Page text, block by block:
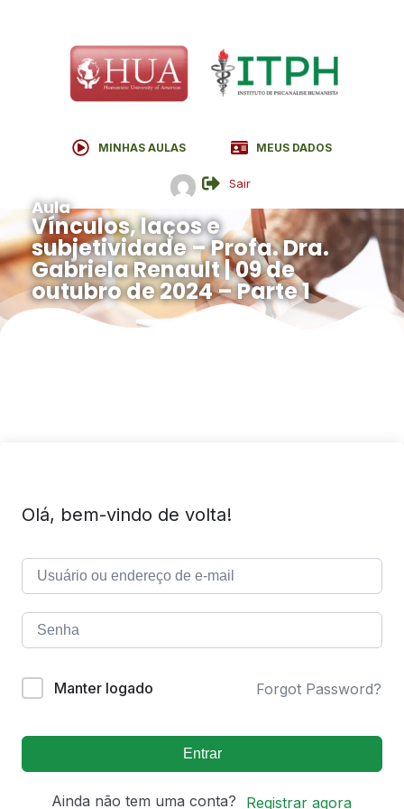
MINHAS AULAS MEUS DADOS
Sair
Aula
Vínculos, laços e
subjetividade – Profa. Dra.
Gabriela Renault | 09 de
outubro de 2024 – Parte 1
Olá, bem-vindo de volta!
Manter logado Forgot Password?
Entrar
Ainda não tem uma conta? Registrar agora